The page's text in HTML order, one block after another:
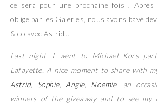
ce sera pour une prochaine fois ! Après
oblige par les Galeries, nous avons bavé
& co avec Astrid…
Last night, I went to Michael Kors
Lafayette. A nice moment to share with
Astrid, Sophie, Angie, Noemie, an
winners of the giveaway and to see my